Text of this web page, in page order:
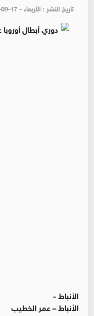
تاريخ النشر : الأربعاء - am 12:28 | 2025-09-17
الأنباط -
الأنباط – عمر الخطيب